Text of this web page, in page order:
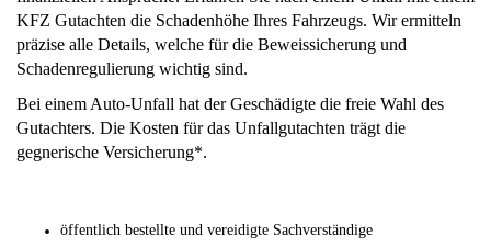
KFZ Gutachten die Schadenhöhe Ihres Fahrzeugs. Wir ermitteln
präzise alle Details, welche für die Beweissicherung und
Schadenregulierung wichtig sind.
Bei einem Auto-Unfall hat der Geschädigte die freie Wahl des
Gutachters. Die Kosten für das Unfallgutachten trägt die
gegnerische Versicherung*.
öffentlich bestellte und vereidigte Sachverständige